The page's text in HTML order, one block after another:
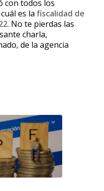
con todos los
es la fiscalidad de
. No te pierdas las
charla,
de la agencia